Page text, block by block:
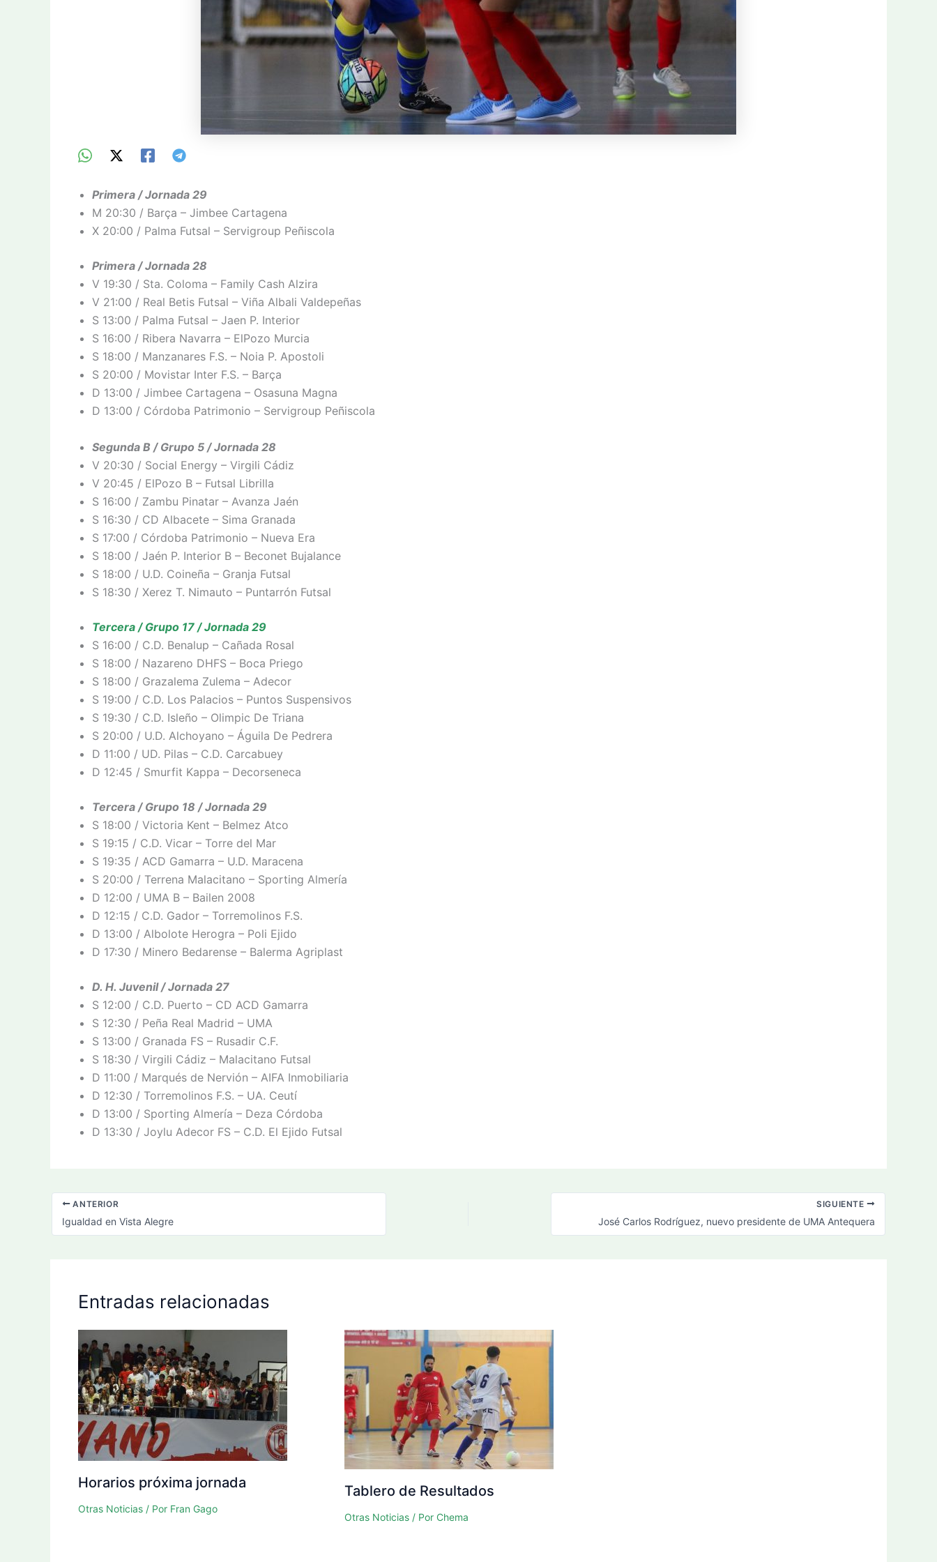
Primera / Jornada 29
M 20:30 / Barça – Jimbee Cartagena
X 20:00 / Palma Futsal – Servigroup Peñiscola
Primera / Jornada 28
V 19:30 / Sta. Coloma – Family Cash Alzira
V 21:00 / Real Betis Futsal – Viña Albali Valdepeñas
S 13:00 / Palma Futsal – Jaen P. Interior
S 16:00 / Ribera Navarra – ElPozo Murcia
S 18:00 / Manzanares F.S. – Noia P. Apostoli
S 20:00 / Movistar Inter F.S. – Barça
D 13:00 / Jimbee Cartagena – Osasuna Magna
D 13:00 / Córdoba Patrimonio – Servigroup Peñiscola
Segunda B / Grupo 5 / Jornada 28
V 20:30 / Social Energy – Virgili Cádiz
V 20:45 / ElPozo B – Futsal Librilla
S 16:00 / Zambu Pinatar – Avanza Jaén
S 16:30 / CD Albacete – Sima Granada
S 17:00 / Córdoba Patrimonio – Nueva Era
S 18:00 / Jaén P. Interior B – Beconet Bujalance
S 18:00 / U.D. Coineña – Granja Futsal
S 18:30 / Xerez T. Nimauto – Puntarrón Futsal
Tercera / Grupo 17 / Jornada 29
S 16:00 / C.D. Benalup – Cañada Rosal
S 18:00 / Nazareno DHFS – Boca Priego
S 18:00 / Grazalema Zulema – Adecor
S 19:00 / C.D. Los Palacios – Puntos Suspensivos
S 19:30 / C.D. Isleño – Olimpic De Triana
S 20:00 / U.D. Alchoyano – Águila De Pedrera
D 11:00 / UD. Pilas – C.D. Carcabuey
D 12:45 / Smurfit Kappa – Decorseneca
Tercera / Grupo 18 / Jornada 29
S 18:00 / Victoria Kent – Belmez Atco
S 19:15 / C.D. Vicar – Torre del Mar
S 19:35 / ACD Gamarra – U.D. Maracena
S 20:00 / Terrena Malacitano – Sporting Almería
D 12:00 / UMA B – Bailen 2008
D 12:15 / C.D. Gador – Torremolinos F.S.
D 13:00 / Albolote Herogra – Poli Ejido
D 17:30 / Minero Bedarense – Balerma Agriplast
D. H. Juvenil / Jornada 27
S 12:00 / C.D. Puerto – CD ACD Gamarra
S 12:30 / Peña Real Madrid – UMA
S 13:00 / Granada FS – Rusadir C.F.
S 18:30 / Virgili Cádiz – Malacitano Futsal
D 11:00 / Marqués de Nervión – AIFA Inmobiliaria
D 12:30 / Torremolinos F.S. – UA. Ceutí
D 13:00 / Sporting Almería – Deza Córdoba
D 13:30 / Joylu Adecor FS – C.D. El Ejido Futsal
ANTERIOR
Igualdad en Vista Alegre
SIGUIENTE
José Carlos Rodríguez, nuevo presidente de UMA Antequera
Entradas relacionadas
Horarios próxima jornada
Otras Noticias / Por Fran Gago
Tablero de Resultados
Otras Noticias/ Por Chema